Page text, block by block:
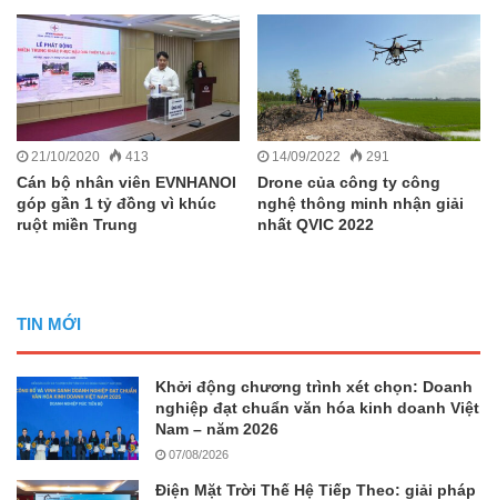
21/10/2020 413
Cán bộ nhân viên EVNHANOI
góp gần 1 tỷ đồng vì khúc
ruột miền Trung
14/09/2022 291
Drone của công ty công
nghệ thông minh nhận giải
nhất QVIC 2022
TIN MỚI
Khởi động chương trình xét chọn: Doanh
nghiệp đạt chuẩn văn hóa kinh doanh Việt
Nam – năm 2026
07/08/2026
Điện Mặt Trời Thế Hệ Tiếp Theo: giải pháp